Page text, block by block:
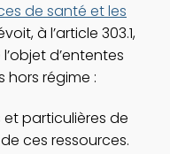
de santé et les
à l’article 303.1,
d’ententes
hors régime :
particulières de
ces ressources.